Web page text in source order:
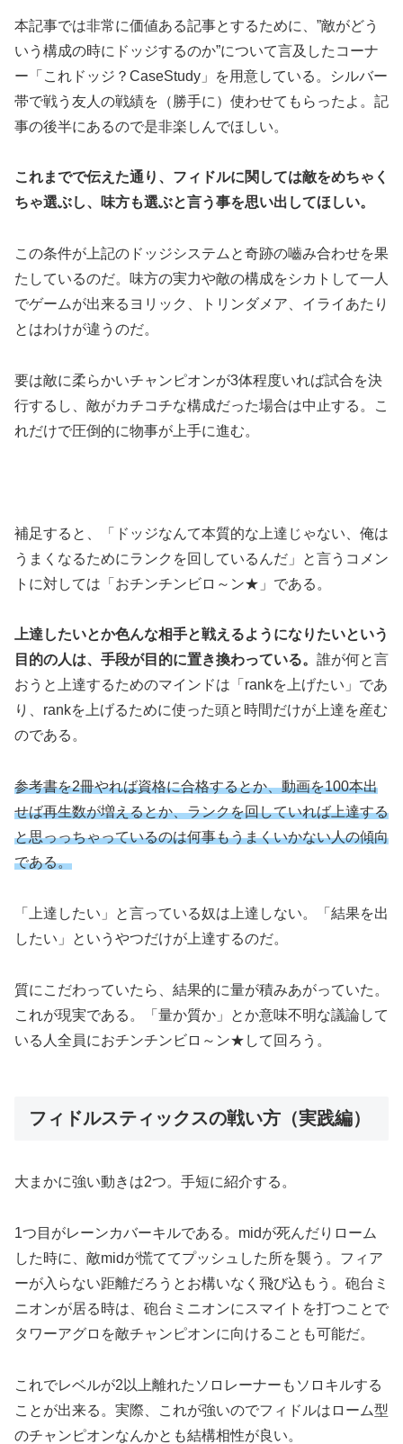
本記事では非常に価値ある記事とするために、”敵がどう
いう構成の時にドッジするのか”について言及したコーナ
ー「これドッジ？CaseStudy」を用意している。シルバー
帯で戦う友人の戦績を（勝手に）使わせてもらったよ。記
事の後半にあるので是非楽しんでほしい。
これまでで伝えた通り、フィドルに関しては敵をめちゃく
ちゃ選ぶし、味方も選ぶと言う事を思い出してほしい。
この条件が上記のドッジシステムと奇跡の嚙み合わせを果
たしているのだ。味方の実力や敵の構成をシカトして一人
でゲームが出来るヨリック、トリンダメア、イライあたり
とはわけが違うのだ。
要は敵に柔らかいチャンピオンが3体程度いれば試合を決
行するし、敵がカチコチな構成だった場合は中止する。こ
れだけで圧倒的に物事が上手に進む。
補足すると、「ドッジなんて本質的な上達じゃない、俺は
うまくなるためにランクを回しているんだ」と言うコメン
トに対しては「おチンチンビロ～ン★」である。
上達したいとか色んな相手と戦えるようになりたいという
目的の人は、手段が目的に置き換わっている。 誰が何と言
おうと上達するためのマインドは「rankを上げたい」であ
り、rankを上げるために使った頭と時間だけが上達を産む
のである。
参考書を2冊やれば資格に合格するとか、動画を100本出
せば再生数が増えるとか、ランクを回していれば上達する
と思っっちゃっているのは何事もうまくいかない人の傾向
である。
「上達したい」と言っている奴は上達しない。「結果を出
したい」というやつだけが上達するのだ。
質にこだわっていたら、結果的に量が積みあがっていた。
これが現実である。「量か質か」とか意味不明な議論して
いる人全員におチンチンビロ～ン★して回ろう。
フィドルスティックスの戦い方（実践編）
大まかに強い動きは2つ。手短に紹介する。
1つ目がレーンカバーキルである。midが死んだりローム
した時に、敵midが慌ててプッシュした所を襲う。フィア
ーが入らない距離だろうとお構いなく飛び込もう。砲台ミ
ニオンが居る時は、砲台ミニオンにスマイトを打つことで
タワーアグロを敵チャンピオンに向けることも可能だ。
これでレベルが2以上離れたソロレーナーもソロキルする
ことが出来る。実際、これが強いのでフィドルはローム型
のチャンピオンなんかとも結構相性が良い。